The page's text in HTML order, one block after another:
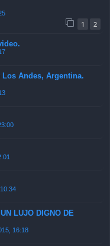
1 2
Andes, Argentina.
LUJO DIGNO DE
16:18